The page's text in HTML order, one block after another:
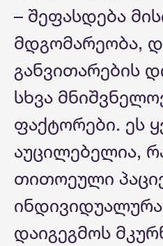
– შეფასდება
მდგომარეობა,
განვითარების
სხვა
ფაქტორები. ეს
აუცილებელია,
თითოეული
დაიგეგმოს